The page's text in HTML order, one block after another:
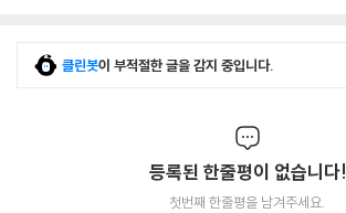
클린봇이 부적절한 글을 감지 중입니다.
등록된 한줄평이 없습니다!
첫번째 한줄평을 남겨주세요.